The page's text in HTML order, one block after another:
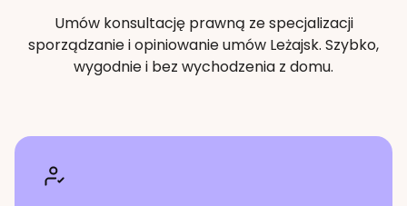
Umów konsultację prawną ze specjalizacji
sporządzanie i opiniowanie umów Leżajsk. Szybko,
wygodnie i bez wychodzenia z domu.